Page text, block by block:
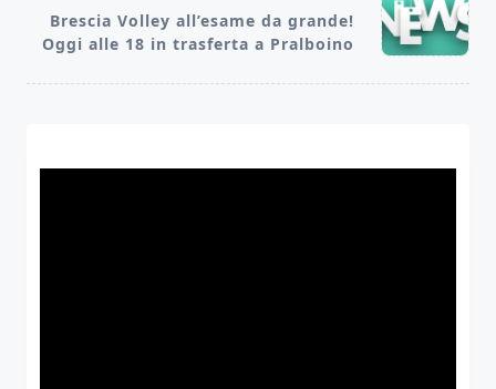
reader-
text">Page</span>
Brescia Volley all’esame da grande!
Oggi alle 18 in trasferta a Pralboino